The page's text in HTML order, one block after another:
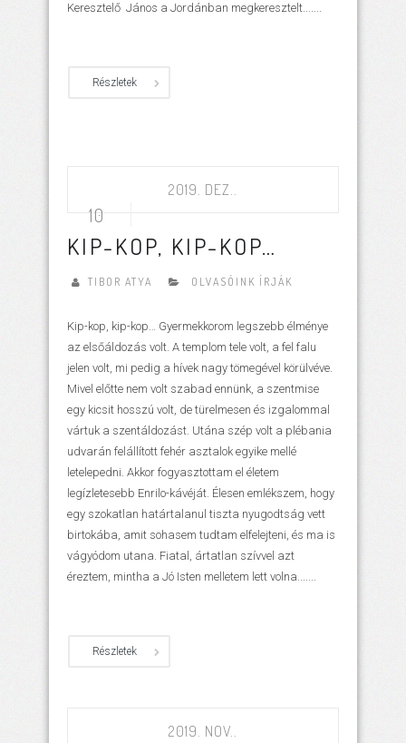
Keresztelő János a Jordánban megkeresztelt.......
Részletek
2019. DEZ..
10
KIP-KOP, KIP-KOP…
TIBOR ATYA OLVASÓINK ÍRJÁK
Kip-kop, kip-kop… Gyermekkorom legszebb élménye
az elsőáldozás volt. A templom tele volt, a fel falu
jelen volt, mi pedig a hívek nagy tömegével körülvéve.
Mivel előtte nem volt szabad ennünk, a szentmise
egy kicsit hosszú volt, de türelmesen és izgalommal
vártuk a szentáldozást. Utána szép volt a plébania
udvarán felállított fehér asztalok egyike mellé
letelepedni. Akkor fogyasztottam el életem
legízletesebb Enrilo-kávéját. Élesen emlékszem, hogy
egy szokatlan határtalanul tiszta nyugodtság vett
birtokába, amit sohasem tudtam elfelejteni, és ma is
vágyódom utana. Fiatal, ártatlan szívvel azt
éreztem, mintha a Jó Isten melletem lett volna.......
Részletek
2019. NOV..